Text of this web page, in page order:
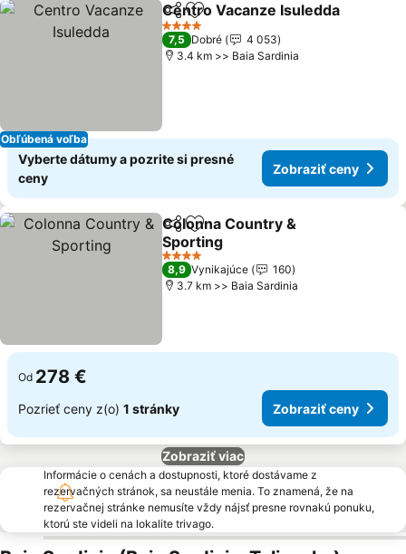
Obľúbená voľba
ZdieľaťPridať do obľúbených
Centro Vacanze Isuledda
4 Počet hviezdičiek
7,5 Dobré
4 053
3.4 km >> Baia Sardinia
Vyberte dátumy a pozrite si presné
ceny
Zobraziť ceny
ZdieľaťPridať do obľúbených
Colonna Country &
Sporting
4 Počet hviezdičiek
8,9 Vynikajúce
160
3.7 km >> Baia Sardinia
Od 278 €
Pozrieť ceny z(o) 1 stránky Zobraziť ceny
Zobraziť viac
Informácie o cenách a dostupnosti, ktoré dostávame z
rezervačných stránok, sa neustále menia. To znamená, že na
rezervačnej stránke nemusíte vždy nájsť presne rovnakú ponuku,
ktorú ste videli na lokalite trivago.